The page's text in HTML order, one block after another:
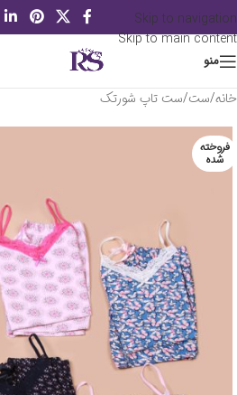
Skip to navigation
Skip to main content
منو
خانه/ست/ست تاپ شورتک
فروخته
شده